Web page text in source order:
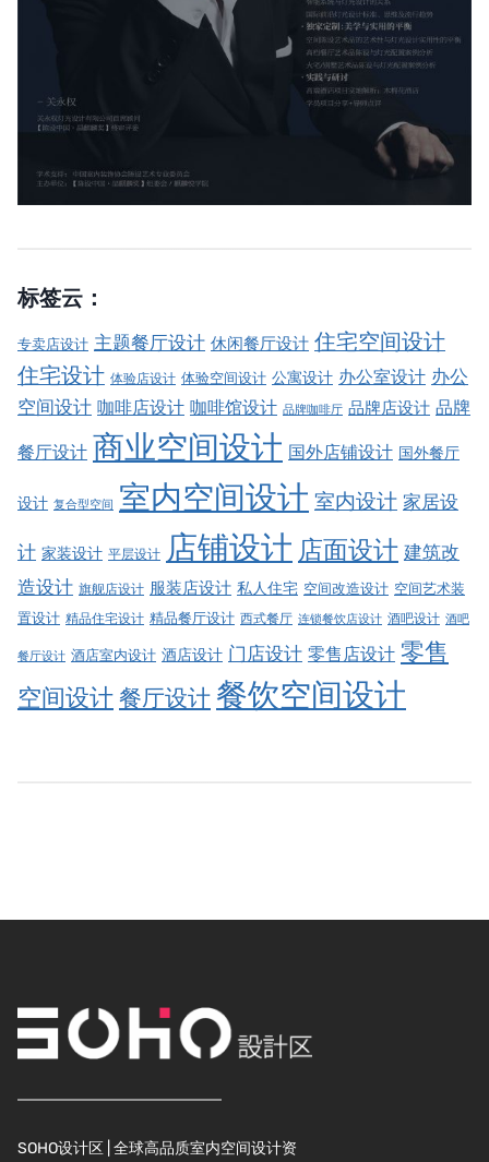
标签云：
专卖店设计 主题餐厅设计 休闲餐厅设计 住宅空间设计
住宅设计 体验店设计 体验空间设计 公寓设计 办公室设计 办公
空间设计 咖啡店设计 咖啡馆设计 品牌咖啡厅 品牌店设计 品牌
餐厅设计 商业空间设计 国外店铺设计 国外餐厅
设计 复合型空间 室内空间设计 室内设计 家居设
计 家装设计 平层设计 店铺设计 店面设计 建筑改
造设计 旗舰店设计 服装店设计 私人住宅 空间改造设计 空间艺术装
置设计 精品住宅设计 精品餐厅设计 西式餐厅 连锁餐饮店设计 酒吧设计 酒吧
餐厅设计 酒店室内设计 酒店设计 门店设计 零售店设计 零售
空间设计餐厅设计 餐饮空间设计
SOHO设计区 | 全球高品质室内空间设计资